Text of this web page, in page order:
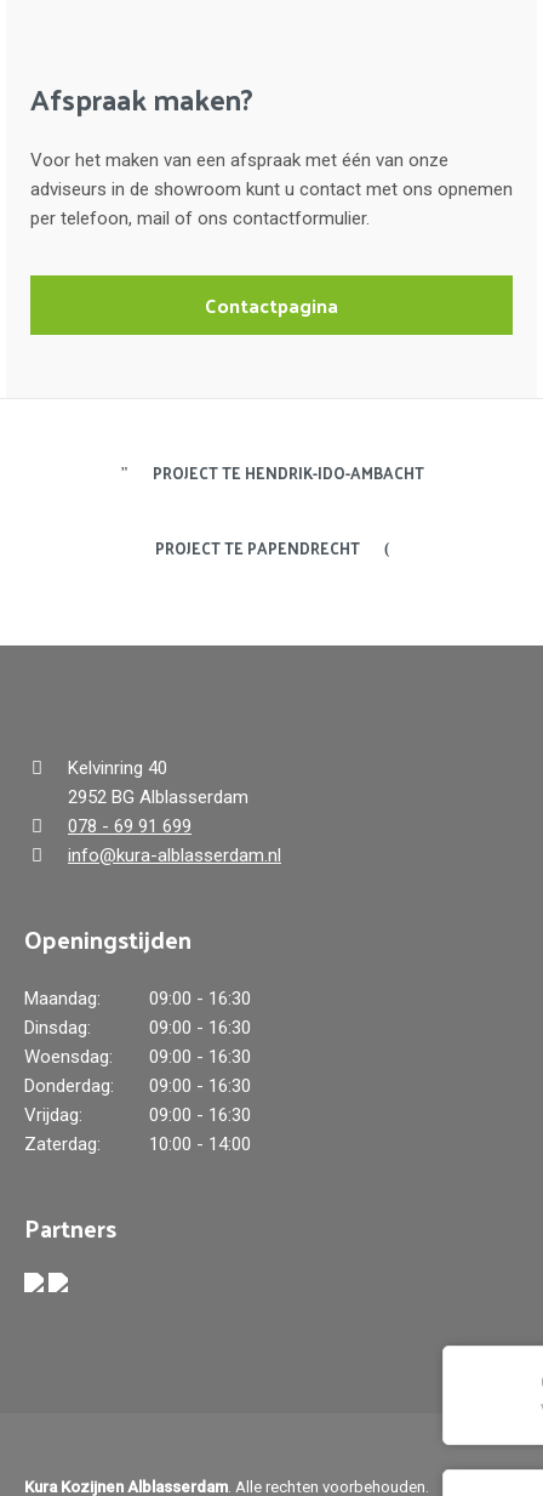
Afspraak maken?
Voor het maken van een afspraak met één van onze
adviseurs in de showroom kunt u contact met ons opnemen
per telefoon, mail of ons contactformulier.
Contactpagina
PROJECT TE HENDRIK-IDO-AMBACHT
PROJECT TE PAPENDRECHT
Kelvinring 40
2952 BG Alblasserdam
078 - 69 91 699
info@kura-alblasserdam.nl
Openingstijden
Maandag:
09:00 - 16:30
Dinsdag:
09:00 - 16:30
Woensdag:
09:00 - 16:30
Donderdag:
09:00 - 16:30
Vrijdag:
09:00 - 16:30
Zaterdag:
10:00 - 14:00
Partners
Kura Kozijnen Alblasserdam. Alle rechten voorbehouden.